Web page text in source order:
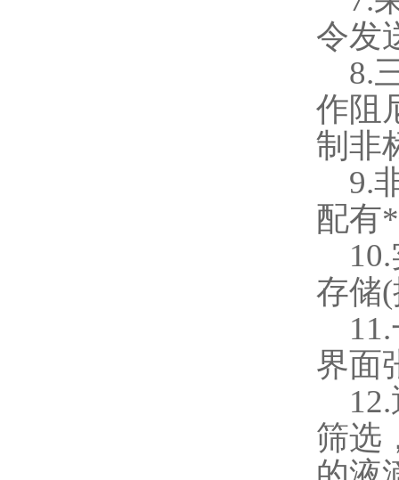
令发
8.
作阻
制非
9.
配有
10.
存储(
11.
界面
12.
筛选